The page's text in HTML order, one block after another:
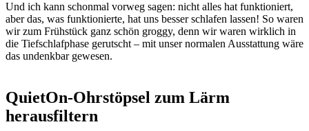
Und ich kann schonmal vorweg sagen: nicht alles hat funktioniert,
aber das, was funktionierte, hat uns besser schlafen lassen! So waren
wir zum Frühstück ganz schön groggy, denn wir waren wirklich in
die Tiefschlafphase gerutscht – mit unser normalen Ausstattung wäre
das undenkbar gewesen.
QuietOn-Ohrstöpsel zum Lärm
herausfiltern